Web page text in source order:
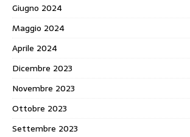
Giugno 2024
Maggio 2024
Aprile 2024
Dicembre 2023
Novembre 2023
Ottobre 2023
Settembre 2023